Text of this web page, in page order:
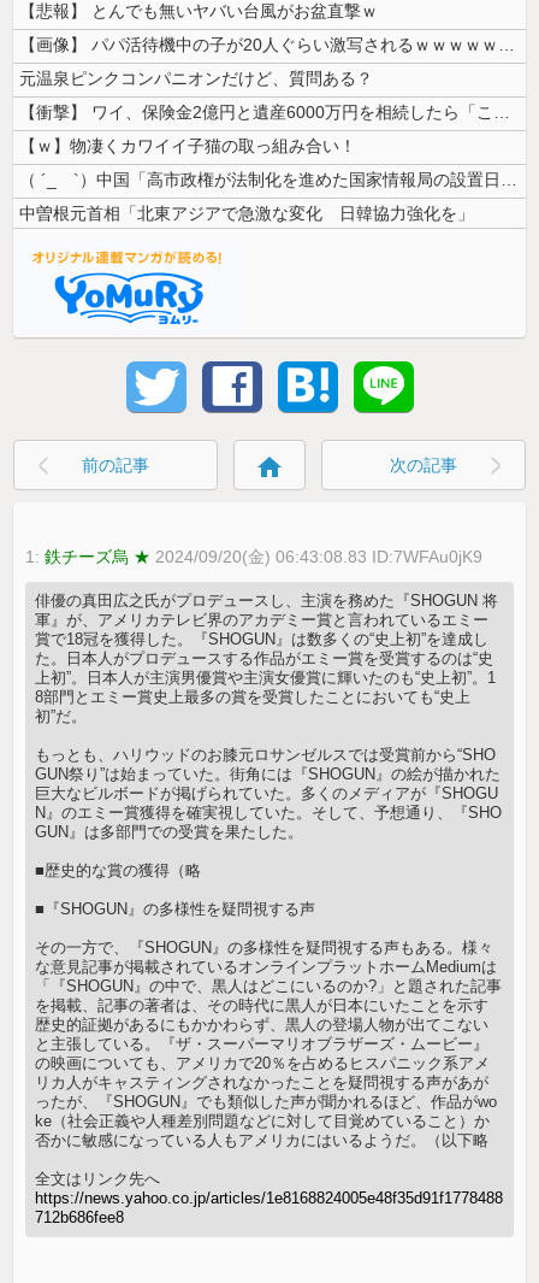
【悲報】 とんでも無いヤバい台風がお盆直撃ｗ
【画像】 パパ活待機中の子が20人ぐらい激写されるｗｗｗｗｗｗｗｗｗｗ...
元温泉ピンクコンパニオンだけど、質問ある？
【衝撃】 ワイ、保険金2億円と遺産6000万円を相続したら「こう」なっ...
【ｗ】物凄くカワイイ子猫の取っ組み合い！
（ ´_ゝ`）中国「高市政権が法制化を進めた国家情報局の設置日が7月3...
中曽根元首相「北東アジアで急激な変化 日韓協力強化を」
前の記事 home 次の記事
1:鉄チーズ烏 ★ 2024/09/20(金) 06:43:08.83 ID:7WFAu0jK9
俳優の真田広之氏がプロデュースし、主演を務めた『SHOGUN 将
軍』が、アメリカテレビ界のアカデミー賞と言われているエミー
賞で18冠を獲得した。『SHOGUN』は数多くの“史上初”を達成し
た。日本人がプロデュースする作品がエミー賞を受賞するのは“史
上初”。日本人が主演男優賞や主演女優賞に輝いたのも“史上初”。1
8部門とエミー賞史上最多の賞を受賞したことにおいても“史上
初”だ。
もっとも、ハリウッドのお膝元ロサンゼルスでは受賞前から“SHO
GUN祭り”は始まっていた。街角には『SHOGUN』の絵が描かれた
巨大なビルボードが掲げられていた。多くのメディアが『SHOGU
N』のエミー賞獲得を確実視していた。そして、予想通り、『SHO
GUN』は多部門での受賞を果たした。
■歴史的な賞の獲得（略
■『SHOGUN』の多様性を疑問視する声
その一方で、『SHOGUN』の多様性を疑問視する声もある。様々
な意見記事が掲載されているオンラインプラットホームMediumは
「『SHOGUN』の中で、黒人はどこにいるのか?」と題された記事
を掲載、記事の著者は、その時代に黒人が日本にいたことを示す
歴史的証拠があるにもかかわらず、黒人の登場人物が出てこない
と主張している。『ザ・スーパーマリオブラザーズ・ムービー』
の映画についても、アメリカで20％を占めるヒスパニック系アメ
リカ人がキャスティングされなかったことを疑問視する声があが
ったが、『SHOGUN』でも類似した声が聞かれるほど、作品がwo
ke（社会正義や人種差別問題などに対して目覚めていること）か
否かに敏感になっている人もアメリカにはいるようだ。（以下略
全文はリンク先へ
https://news.yahoo.co.jp/articles/1e8168824005e48f35d91f1778488
712b686fee8